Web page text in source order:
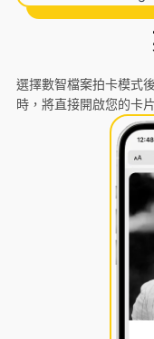
選擇數智檔案拍卡模式
時，將直接開啟您的卡